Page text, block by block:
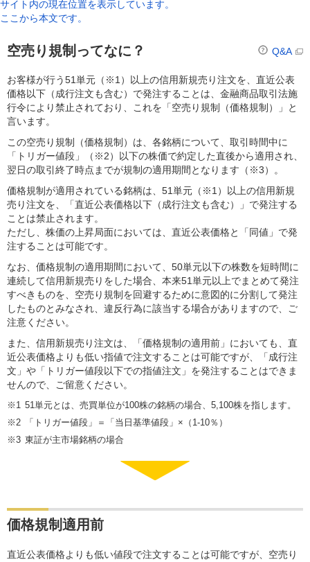
サイト内の現在位置を表示しています。
ここから本文です。
空売り規制ってなに？ Q&A
お客様が行う51単元（※1）以上の信用新規売り注文を、直近公表
価格以下（成行注文も含む）で発注することは、金融商品取引法施
行令により禁止されており、これを「空売り規制（価格規制）」と
言います。
この空売り規制（価格規制）は、各銘柄について、取引時間中に
「トリガー値段」（※2）以下の株価で約定した直後から適用され、
翌日の取引終了時点までが規制の適用期間となります（※3）。
価格規制が適用されている銘柄は、51単元（※1）以上の信用新規
売り注文を、「直近公表価格以下（成行注文も含む）」で発注する
ことは禁止されます。
ただし、株価の上昇局面においては、直近公表価格と「同値」で発
注することは可能です。
なお、価格規制の適用期間において、50単元以下の株数を短時間に
連続して信用新規売りをした場合、本来51単元以上でまとめて発注
すべきものを、空売り規制を回避するために意図的に分割して発注
したものとみなされ、違反行為に該当する場合がありますので、ご
注意ください。
また、信用新規売り注文は、「価格規制の適用前」においても、直
近公表価格よりも低い指値で注文することは可能ですが、「成行注
文」や「トリガー値段以下での指値注文」を発注することはできま
せんので、ご留意ください。
51単元とは、売買単位が100株の銘柄の場合、5,100株を指します。
「トリガー値段」＝「当日基準値段」×（1-10％）
東証が主市場銘柄の場合
価格規制適用前
直近公表価格よりも低い値段で注文することは可能ですが、空売り